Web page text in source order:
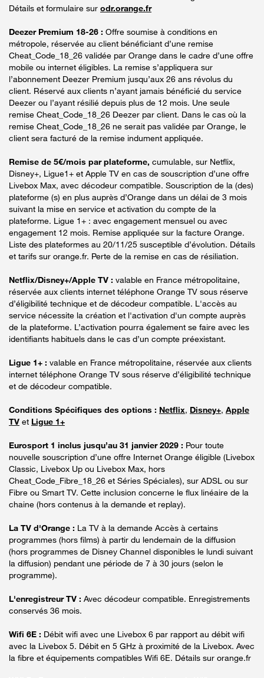
Détails et formulaire sur odr.orange.fr
Deezer Premium 18-26 : Offre soumise à conditions en
métropole, réservée au client bénéficiant d’une remise
Cheat_Code_18_26 validée par Orange dans le cadre d’une offre
mobile ou internet éligibles. La remise s’appliquera sur
l’abonnement Deezer Premium jusqu’aux 26 ans révolus du
client. Réservé aux clients n’ayant jamais bénéficié du service
Deezer ou l’ayant résilié depuis plus de 12 mois. Une seule
remise Cheat_Code_18_26 Deezer par client. Dans le cas où la
remise Cheat_Code_18_26 ne serait pas validée par Orange, le
client sera facturé de la remise indument appliquée.
Remise de 5€/mois par plateforme, cumulable, sur Netflix,
Disney+, Ligue1+ et Apple TV en cas de souscription d’une offre
Livebox Max, avec décodeur compatible. Souscription de la (des)
plateforme (s) en plus auprès d’Orange dans un délai de 3 mois
suivant la mise en service et activation du compte de la
plateforme. Ligue 1+ : avec engagement mensuel ou avec
engagement 12 mois. Remise appliquée sur la facture Orange.
Liste des plateformes au 20/11/25 susceptible d’évolution. Détails
et tarifs sur orange.fr. Perte de la remise en cas de résiliation.
Netflix/Disney+/Apple TV : valable en France métropolitaine,
réservée aux clients internet téléphone Orange TV sous réserve
d’éligibilité technique et de décodeur compatible. L'accès au
service nécessite la création et l'activation d'un compte auprès
de la plateforme. L’activation pourra également se faire avec les
identifiants habituels dans le cas d’un compte préexistant.
Ligue 1+ : valable en France métropolitaine, réservée aux clients
internet téléphone Orange TV sous réserve d’éligibilité technique
et de décodeur compatible.
Conditions Spécifiques des options : Netflix, Disney+, Apple
TV et Ligue 1+
Eurosport 1 inclus jusqu’au 31 janvier 2029 : Pour toute
nouvelle souscription d’une offre Internet Orange éligible (Livebox
Classic, Livebox Up ou Livebox Max, hors
Cheat_Code_Fibre_18_26 et Séries Spéciales), sur ADSL ou sur
Fibre ou Smart TV. Cette inclusion concerne le flux linéaire de la
chaine (hors contenus à la demande et replay).
La TV d'Orange : La TV à la demande Accès à certains
programmes (hors films) à partir du lendemain de la diffusion
(hors programmes de Disney Channel disponibles le lundi suivant
la diffusion) pendant une période de 7 à 30 jours (selon le
programme).
L'enregistreur TV : Avec décodeur compatible. Enregistrements
conservés 36 mois.
Wifi 6E : Débit wifi avec une Livebox 6 par rapport au débit wifi
avec la Livebox 5. Débit en 5 GHz à proximité de la Livebox. Avec
la fibre et équipements compatibles Wifi 6E. Détails sur orange.fr